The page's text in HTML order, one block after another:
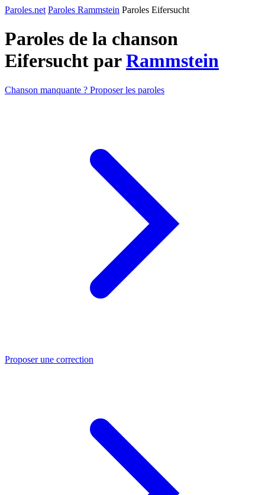
Paroles.net Paroles Rammstein Paroles Eifersucht
Paroles de la chanson
Eifersucht parRammstein
Chanson manquante ? Proposer les paroles
Proposer une correction